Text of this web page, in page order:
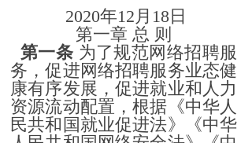
2020年12月18日
第一章 总 则
第一条 为了规范网络招聘服
务，促进网络招聘服务业态健
康有序发展，促进就业和人力
资源流动配置，根据《中华人
民共和国就业促进法》《中华